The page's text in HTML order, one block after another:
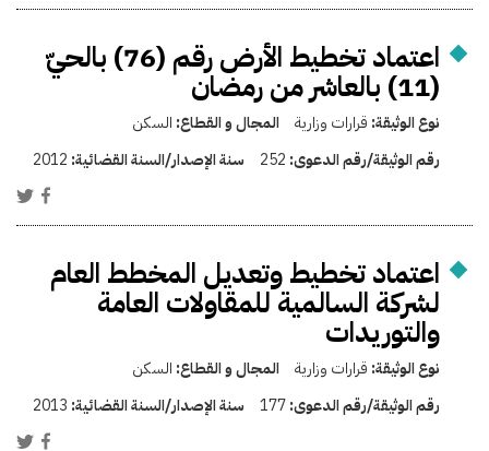
اعتماد تخطيط الأرض رقم (76) بالحيّ
(11) بالعاشر من رمضان
نوع الوثيقة: قرارات وزارية المجال و القطاع: السكن
رقم الوثيقة/رقم الدعوى: 252 سنة الإصدار/السنة القضائية: 2012
اعتماد تخطيط وتعديل المخطط العام
لشركة السالمية للمقاولات العامة
والتوريدات
نوع الوثيقة: قرارات وزارية المجال و القطاع: السكن
رقم الوثيقة/رقم الدعوى:177 سنة الإصدار/السنة القضائية: 2013